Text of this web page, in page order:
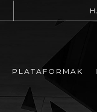
PLATAFORMAK